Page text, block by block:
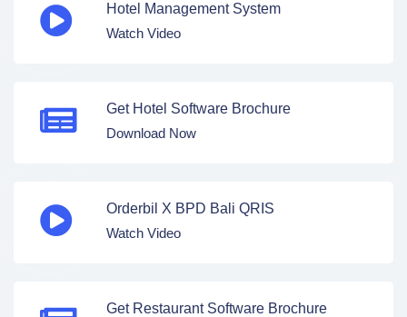
Hotel Management System
Watch Video
Get Hotel Software Brochure
Download Now
Orderbil X BPD Bali QRIS
Watch Video